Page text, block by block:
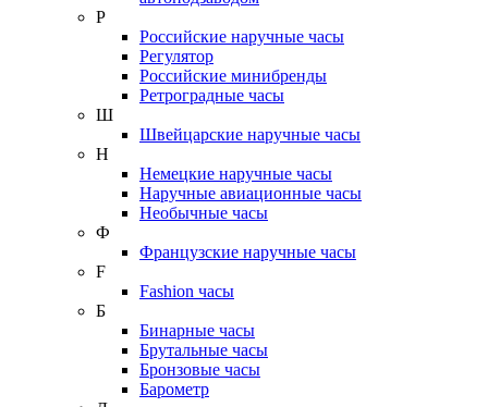
Р
Российские наручные часы
Регулятор
Российские минибренды
Ретроградные часы
Ш
Швейцарские наручные часы
Н
Немецкие наручные часы
Наручные авиационные часы
Необычные часы
Ф
Французские наручные часы
F
Fashion часы
Б
Бинарные часы
Брутальные часы
Бронзовые часы
Барометр